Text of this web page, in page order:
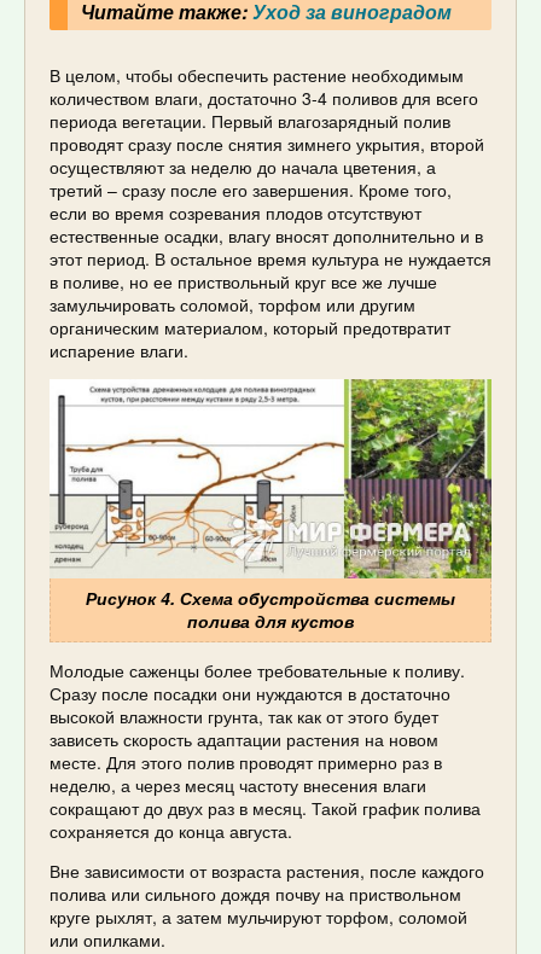
Читайте также:Уход за виноградом
В целом, чтобы обеспечить растение необходимым
количеством влаги, достаточно 3-4 поливов для всего
периода вегетации. Первый влагозарядный полив
проводят сразу после снятия зимнего укрытия, второй
осуществляют за неделю до начала цветения, а
третий – сразу после его завершения. Кроме того,
если во время созревания плодов отсутствуют
естественные осадки, влагу вносят дополнительно и в
этот период. В остальное время культура не нуждается
в поливе, но ее приствольный круг все же лучше
замульчировать соломой, торфом или другим
органическим материалом, который предотвратит
испарение влаги.
Рисунок 4. Схема обустройства системы
полива для кустов
Молодые саженцы более требовательные к поливу.
Сразу после посадки они нуждаются в достаточно
высокой влажности грунта, так как от этого будет
зависеть скорость адаптации растения на новом
месте. Для этого полив проводят примерно раз в
неделю, а через месяц частоту внесения влаги
сокращают до двух раз в месяц. Такой график полива
сохраняется до конца августа.
Вне зависимости от возраста растения, после каждого
полива или сильного дождя почву на приствольном
круге рыхлят, а затем мульчируют торфом, соломой
или опилками.